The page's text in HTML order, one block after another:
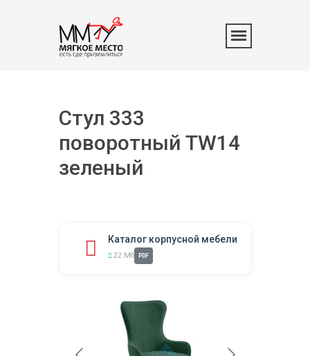
Стул 333
поворотный TW14
зеленый
Каталог корпусной мебели
22 Мб PDF